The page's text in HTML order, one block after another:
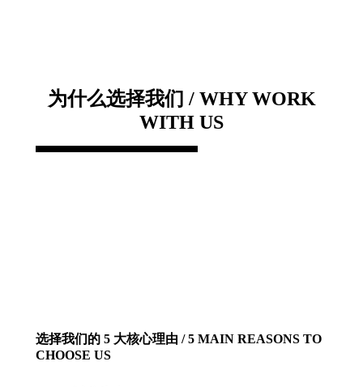
为什么选择我们 / WHY WORK
WITH US
选择我们的 5 大核心理由 / 5 MAIN REASONS TO
CHOOSE US